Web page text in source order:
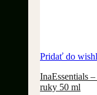
Pridať do
InaEssentials
ruky 50 ml